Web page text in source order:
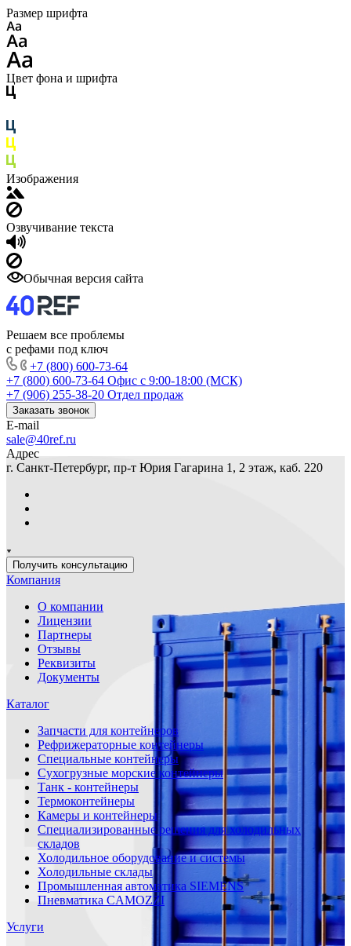
Размер шрифта
Цвет фона и шрифта
Изображения
Озвучивание текста
Обычная версия сайта
Решаем все проблемы
с рефами под ключ
+7 (800) 600-73-64
+7 (800) 600-73-64 Офис с 9:00-18:00 (МСК)
+7 (906) 255-38-20 Отдел продаж
Заказать звонок
E-mail
sale@40ref.ru
Адрес
г. Санкт-Петербург, пр-т Юрия Гагарина 1, 2 этаж, каб. 220
Получить консультацию
Компания
О компании
Лицензии
Партнеры
Отзывы
Реквизиты
Документы
Каталог
Запчасти для контейнеров
Рефрижераторные контейнеры
Специальные контейнеры
Сухогрузные морские контейнеры
Танк - контейнеры
Термоконтейнеры
Камеры и контейнеры
Специализированные решения для холодильных
складов
Холодильное оборудование и системы
Холодильные склады
Промышленная автоматика SIEMENS
Пневматика CAMOZZI
Услуги